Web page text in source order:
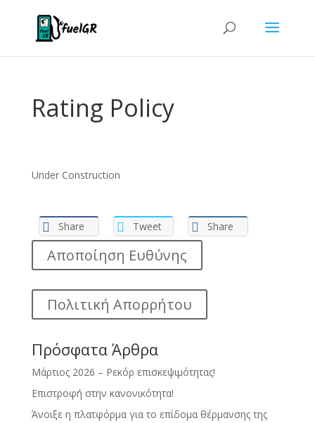
Rating Policy
Under Construction
Share Tweet Share
Αποποίηση Ευθύνης
Πολιτική Απορρήτου
Πρόσφατα Άρθρα
Μάρτιος 2026 – Ρεκόρ επισκεψιμότητας!
Επιστροφή στην κανονικότητα!
Άνοιξε η πλατφόρμα για το επίδομα θέρμανσης της